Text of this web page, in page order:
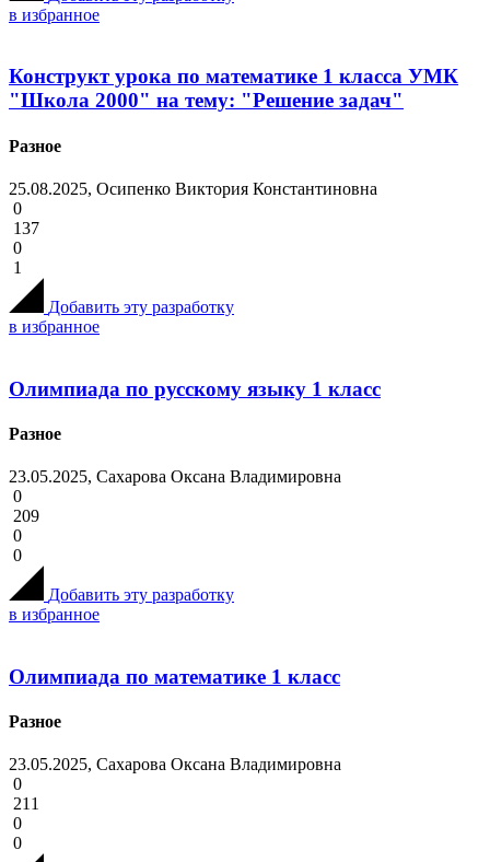
в избранное
Конструкт урока по математике 1 класса УМК
"Школа 2000" на тему: "Решение задач"
Разное
25.08.2025, Осипенко Виктория Константиновна
0
137
0
1
Добавить эту разработку
в избранное
Олимпиада по русскому языку 1 класс
Разное
23.05.2025, Сахарова Оксана Владимировна
0
209
0
0
Добавить эту разработку
в избранное
Олимпиада по математике 1 класс
Разное
23.05.2025, Сахарова Оксана Владимировна
0
211
0
0